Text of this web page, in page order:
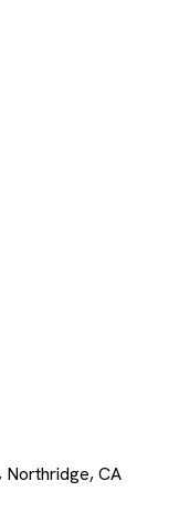
Northridge, CA